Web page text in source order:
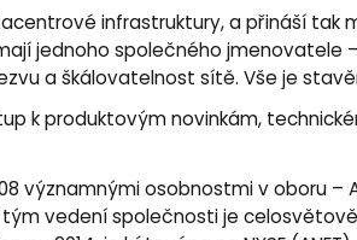
infrastruktury, a přináší
jednoho společného jmenovatele
a škálovatelnost sítě. Vše je
k produktovým novinkám,
významnými osobnostmi v oboru
vedení společnosti je